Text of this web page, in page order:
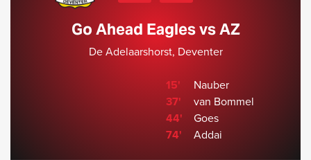
Go Ahead Eagles vs AZ
De Adelaarshorst, Deventer
15'
Nauber
37'
van Bommel
44'
Goes
74'
Addai